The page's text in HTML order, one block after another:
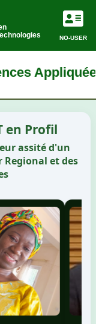
NO-USER
Appliquées
en Profil
assité d'un
et des